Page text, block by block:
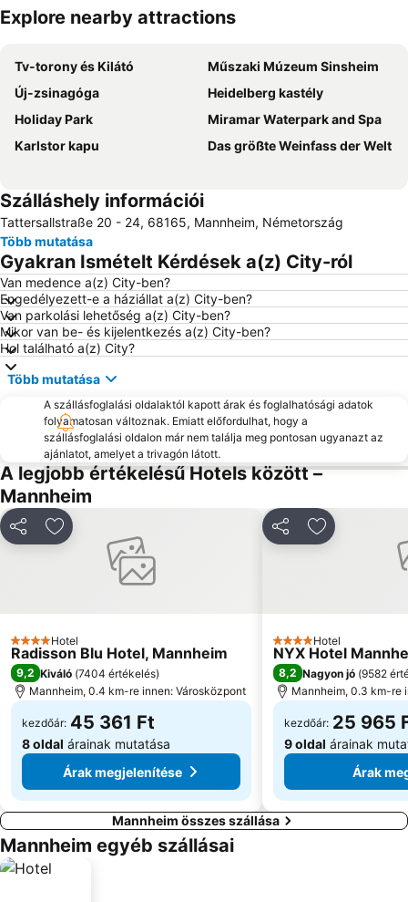
Nagy méretű térkép
Explore nearby attractions
Tv-torony és Kilátó
Műszaki Múzeum Sinsheim
Új-zsinagóga
Heidelberg kastély
Holiday Park
Miramar Waterpark and Spa
Karlstor kapu
Das größte Weinfass der Welt
Szálláshely információi
Tattersallstraße 20 - 24, 68165, Mannheim, Németország
Több mutatása
Gyakran Ismételt Kérdések a(z) City-ról
Van medence a(z) City-ben?
Engedélyezett-e a háziállat a(z) City-ben?
Van parkolási lehetőség a(z) City-ben?
Mikor van be- és kijelentkezés a(z) City-ben?
Hol található a(z) City?
Több mutatása
A szállásfoglalási oldalaktól kapott árak és foglalhatósági adatok
folyamatosan változnak. Emiatt előfordulhat, hogy a
szállásfoglalási oldalon már nem találja meg pontosan ugyanazt az
ajánlatot, amelyet a trivagón látott.
A legjobb értékelésű Hotels között –
Mannheim
MegosztásHozzáadás a kedvencekhez
4 Kategória
Hotel
Radisson Blu Hotel, Mannheim
9,2 Kiváló (7404 értékelés)
Mannheim, 0.4 km-re innen: Városközpont
kezdőár: 45 361 Ft
8 oldal árainak mutatása
Árak megjelenítése
MegosztásHozzáadás
4 Kategória
Hotel
NYX Hotel
8,2 Nagyon jó (9582
Mannheim, 0.3 km-re
kezdőár: 25 965
9 oldal árainak
Árak
Mannheim összes szállása
Mannheim egyéb szállásai